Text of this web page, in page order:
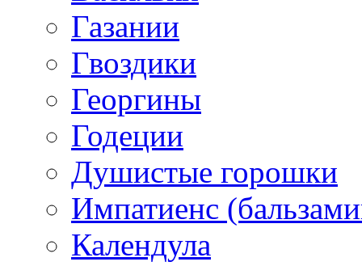
Газании
Гвоздики
Георгины
Годеции
Душистые горошки
Импатиенс
Календула